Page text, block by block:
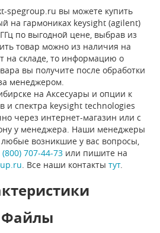
spegroup.ru вы можете купить
на гармониках keysight (agilent)
по выгодной цене, выбрав из
товар можно из наличия на
на складе, то информацию о
вы получите после обработки
менеджером.
на Аксесуары и опции к
и спектра keysight technologies
через интернет-магазин или с
у менеджера. Наши менеджеры
любые возникшие у вас вопросы,
(800) 707-44-73 или пишите на
. Все наши контакты тут.
Файлы